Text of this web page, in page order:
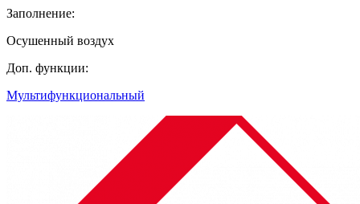
Заполнение:
Осушенный воздух
Доп. функции:
Мультифункциональный